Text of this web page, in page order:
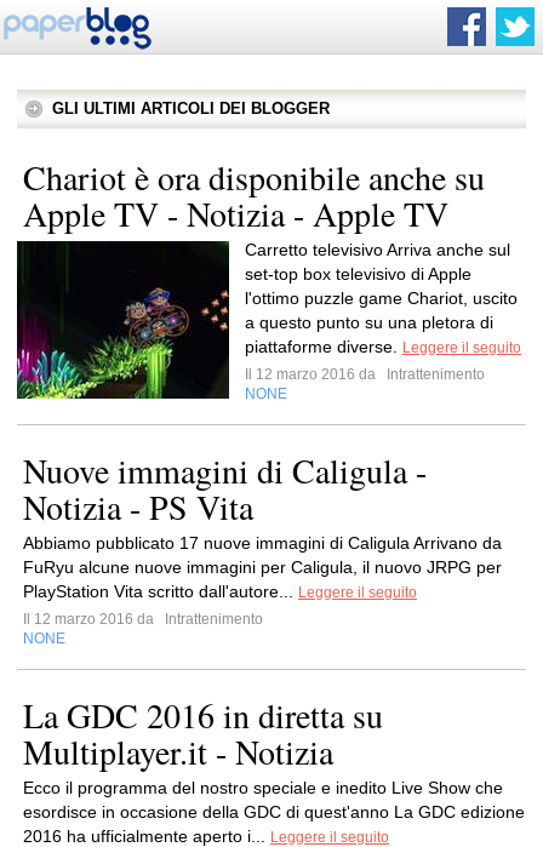
GLI ULTIMI ARTICOLI DEI BLOGGER
Chariot è ora disponibile anche su
Apple TV - Notizia - Apple TV
Carretto televisivo Arriva anche sul
set-top box televisivo di Apple
l'ottimo puzzle game Chariot, uscito
a questo punto su una pletora di
piattaforme diverse.
Leggere il seguito
Il 12 marzo 2016 da
Intrattenimento
NONE
Nuove immagini di Caligula -
Notizia - PS Vita
Abbiamo pubblicato 17 nuove immagini di Caligula Arrivano da
FuRyu alcune nuove immagini per Caligula, il nuovo JRPG per
PlayStation Vita scritto dall'autore...
Leggere il seguito
Il 12 marzo 2016 da
Intrattenimento
NONE
La GDC 2016 in diretta su
Multiplayer.it - Notizia
Ecco il programma del nostro speciale e inedito Live Show che
esordisce in occasione della GDC di quest'anno La GDC edizione
2016 ha ufficialmente aperto i...
Leggere il seguito